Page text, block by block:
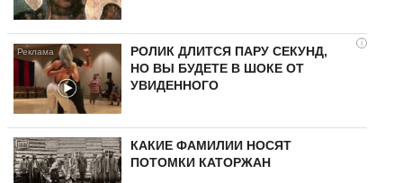
i
РОЛИК ДЛИТСЯ ПАРУ СЕКУНД,
НО ВЫ БУДЕТЕ В ШОКЕ ОТ
УВИДЕННОГО
КАКИЕ ФАМИЛИИ НОСЯТ
ПОТОМКИ КАТОРЖАН